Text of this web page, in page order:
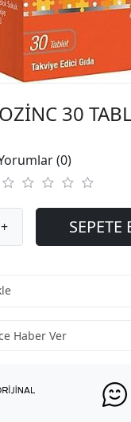
30
(0)
+ SEPETE
Haber Ver